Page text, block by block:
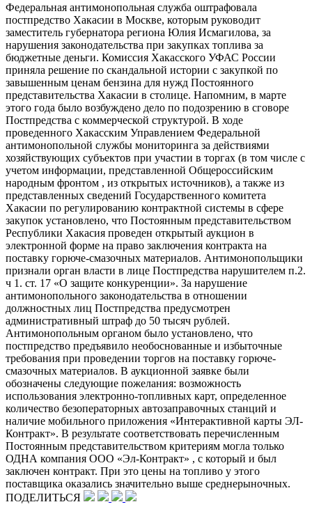
Федеральная антимонопольная служба оштрафовала
постпредство Хакасии в Москве, которым руководит
заместитель губернатора региона Юлия Исмагилова, за
нарушения законодательства при закупках топлива за
бюджетные деньги. Комиссия Хакасского УФАС России
приняла решение по скандальной истории с закупкой по
завышенным ценам бензина для нужд Постоянного
представительства Хакасии в столице. Напомним, в марте
этого года было возбуждено дело по подозрению в сговоре
Постпредства с коммерческой структурой. В ходе
проведенного Хакасским Управлением Федеральной
антимонопольной службы мониторинга за действиями
хозяйствующих субъектов при участии в торгах (в том числе с
учетом информации, представленной Общероссийским
народным фронтом , из открытых источников), а также из
представленных сведений Государственного комитета
Хакасии по регулированию контрактной системы в сфере
закупок установлено, что Постоянным представительством
Республики Хакасия проведен открытый аукцион в
электронной форме на право заключения контракта на
поставку горюче-смазочных материалов. Антимонопольщики
признали орган власти в лице Постпредства нарушителем п.2.
ч 1. ст. 17 «О защите конкуренции». За нарушение
антимонопольного законодательства в отношении
должностных лиц Постпредства предусмотрен
административный штраф до 50 тысяч рублей.
Антимонопольным органом было установлено, что
постпредство предъявило необоснованные и избыточные
требования при проведении торгов на поставку горюче-
смазочных материалов. В аукционной заявке были
обозначены следующие пожелания: возможность
использования электронно-топливных карт, определенное
количество безоператорных автозаправочных станций и
наличие мобильного приложения «Интерактивной карты ЭЛ-
Контракт». В результате соответствовать перечисленным
Постоянным представительством критериям могла только
ОДНА компания ООО «Эл-Контракт» , с который и был
заключен контракт. При это цены на топливо у этого
поставщика оказались значительно выше среднерыночных.
ПОДЕЛИТЬСЯ